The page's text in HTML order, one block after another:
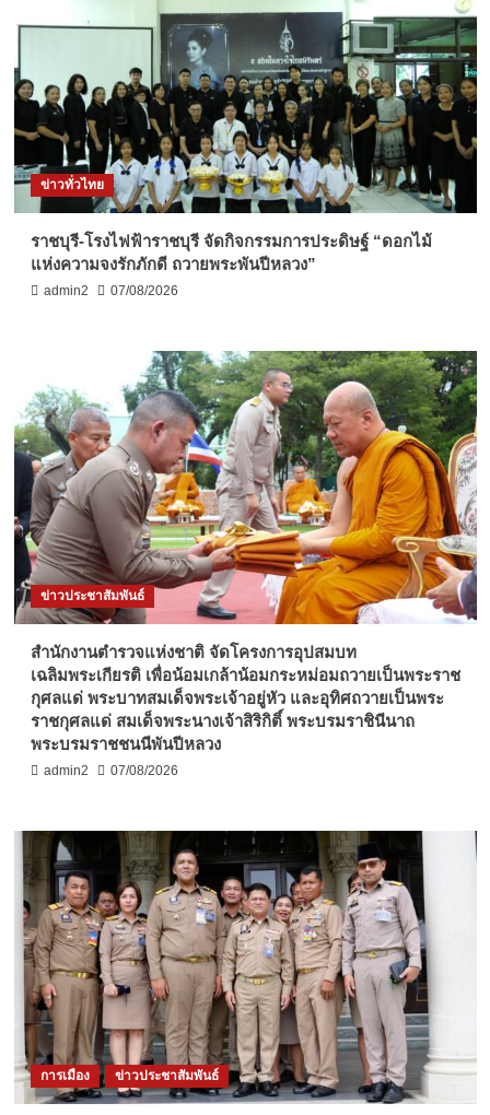
ข่าวทั่วไทย
ราชบุรี-โรงไฟฟ้าราชบุรี จัดกิจกรรมการประดิษฐ์ “ดอกไม้
แห่งความจงรักภักดี ถวายพระพันปีหลวง”
admin2 07/08/2026
ข่าวประชาสัมพันธ์
สำนักงานตำรวจแห่งชาติ จัดโครงการอุปสมบท
เฉลิมพระเกียรติ เพื่อน้อมเกล้าน้อมกระหม่อมถวายเป็นพระราช
กุศลแด่ พระบาทสมเด็จพระเจ้าอยู่หัว และอุทิศถวายเป็นพระ
ราชกุศลแด่ สมเด็จพระนางเจ้าสิริกิติ์ พระบรมราชินีนาถ
พระบรมราชชนนีพันปีหลวง
admin2 07/08/2026
การเมือง ข่าวประชาสัมพันธ์